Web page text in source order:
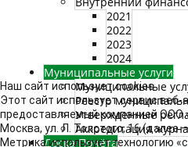
2021
2022
2023
2024
Муниципальные услуги
Муниципальные
Реестр
Утвержденные
Аккредитация
Доска Почёта
Наш сайт использует cookies
Этот сайт использует сервис
предоставляемый компанией ООО
Москва, ул. Л. Толстого, 16 (далее
Метрика использует технологию